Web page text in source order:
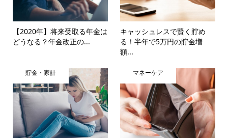
【2020年】将来受取る年金は
どうなる？年金改正の...
キャッシュレスで賢く貯め
る！半年で5万円の貯金増
額...
貯金・家計 マネーケア